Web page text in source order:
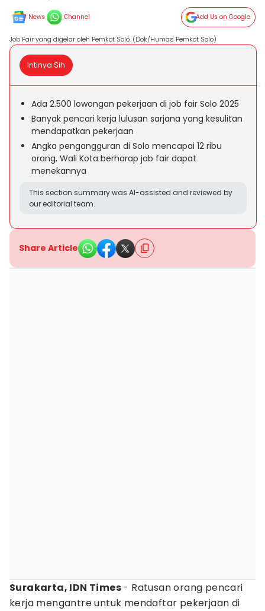
News Channel Add Us on Google
Job Fair yang digelar oleh Pemkot Solo. (Dok/Humas Pemkot Solo)
Intinya Sih
Ada 2.500 lowongan pekerjaan di job fair Solo 2025
Banyak pencari kerja lulusan sarjana yang kesulitan
mendapatkan pekerjaan
Angka pengangguran di Solo mencapai 12 ribu
orang, Wali Kota berharap job fair dapat
menekannya
This section summary was AI-assisted and reviewed by
our editorial team.
Share Article
Surakarta, IDN Times- Ratusan orang pencari
kerja mengantre untuk mendaftar pekerjaan di